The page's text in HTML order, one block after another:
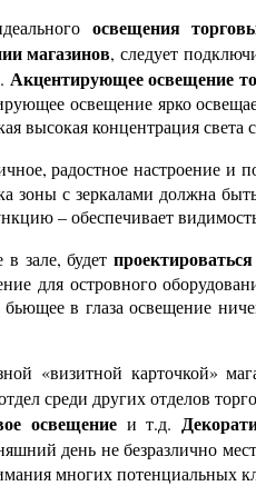
освещения
магазинов, следует
. Акцентирующее освещение
освещение ярко
концентрация света
радостное настроение
зоны с зеркалами должна
– обеспечивает
в зале, будетпроектироваться
для островного
в глаза освещение
«визитной карточкой»
среди других отделов
освещение и т.д.
день не безразлично
многих потенциальных